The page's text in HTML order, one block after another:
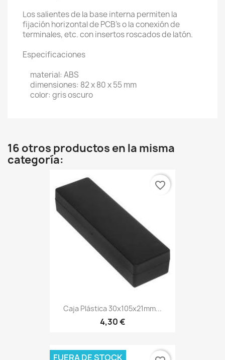
Los salientes de la base interna permiten la
fijación horizontal de PCB's o la conexión de
terminales, etc. con insertos roscados de latón.
Especificaciones
material: ABS
dimensiones: 82 x 80 x 55 mm
color: gris oscuro
16 otros productos en la misma
categoría:
Caja Plástica 30x105x21mm...
4,30 €
favorite_border
FUERA DE STOCK